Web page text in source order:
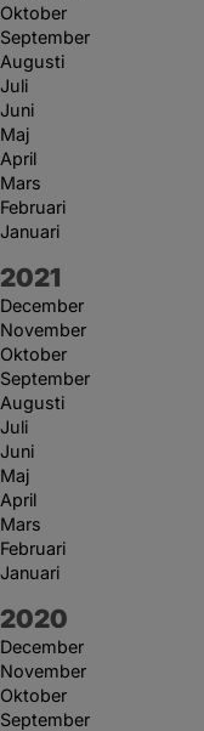
Oktober
September
Augusti
Juli
Juni
Maj
April
Mars
Februari
Januari
År:
2021
December
November
Oktober
September
Augusti
Juli
Juni
Maj
April
Mars
Februari
Januari
År:
2020
December
November
Oktober
September